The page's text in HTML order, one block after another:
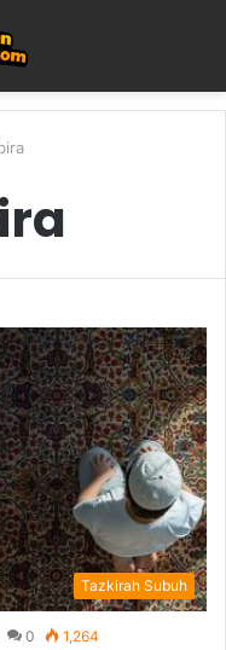
Tazkirah Subuh
0 1,264